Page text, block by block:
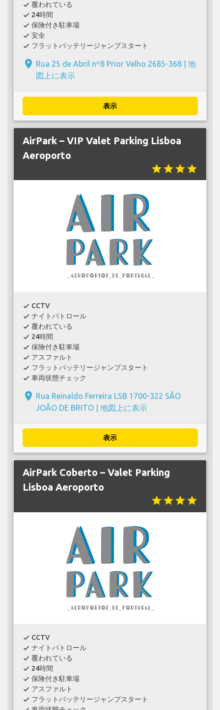
check 覆われている
check 24時間
check 保険付き駐車場
check 安全
check フラットバッテリージャンプスタート
place Rua 25 de Abril nº8 Prior Velho 2685-368 | 地
図上に表示
表示
AirPark – VIP Valet Parking Lisboa
Aeroporto
starstarstarstar
check CCTV
check ナイトパトロール
check 覆われている
check 24時間
check 保険付き駐車場
check アスファルト
check フラットバッテリージャンプスタート
check 車両状態チェック
place Rua Reinaldo Ferreira LSB 1700-322 SÃO
JOÃO DE BRITO | 地図上に表示
表示
AirPark Coberto – Valet Parking
Lisboa Aeroporto
starstarstarstar
check CCTV
check ナイトパトロール
check 覆われている
check 24時間
check 保険付き駐車場
check アスファルト
check フラットバッテリージャンプスタート